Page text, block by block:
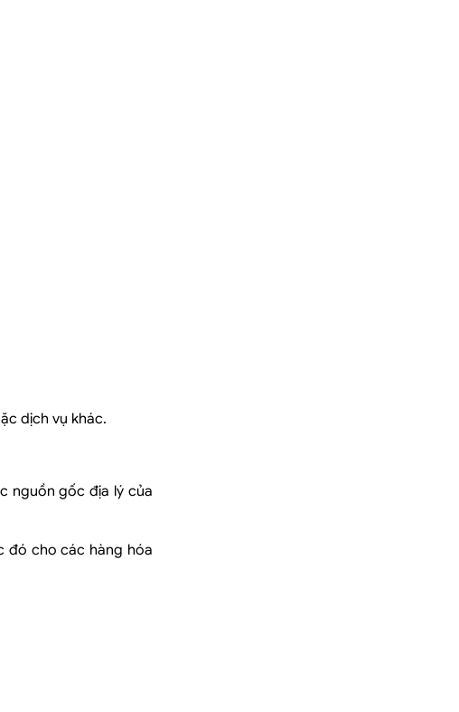
dịch vụ khác.
nguồn gốc địa lý của
đó cho các hàng hóa